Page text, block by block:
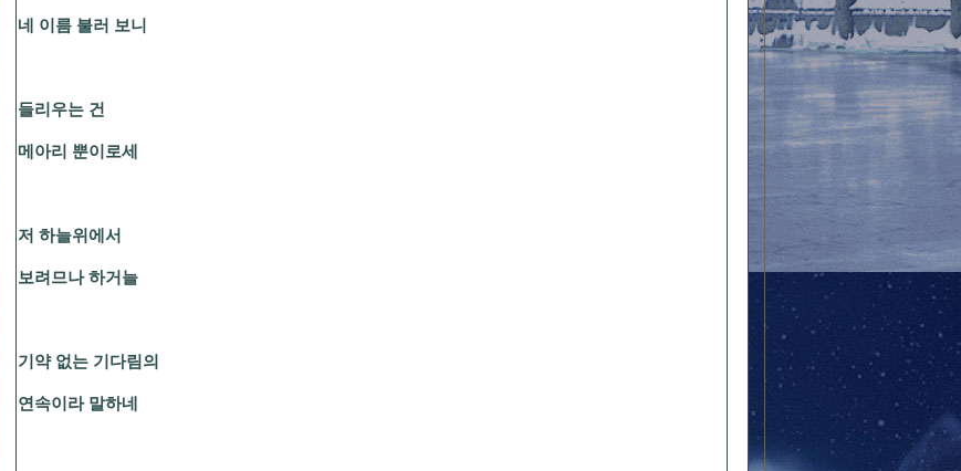
네 이름 불러 보니
들리우는 건
메아리 뿐이로세
저 하늘위에서
보려므나 하거늘
기약 없는 기다림의
연속이라 말하네